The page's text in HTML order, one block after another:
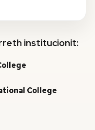
institucionit:
College